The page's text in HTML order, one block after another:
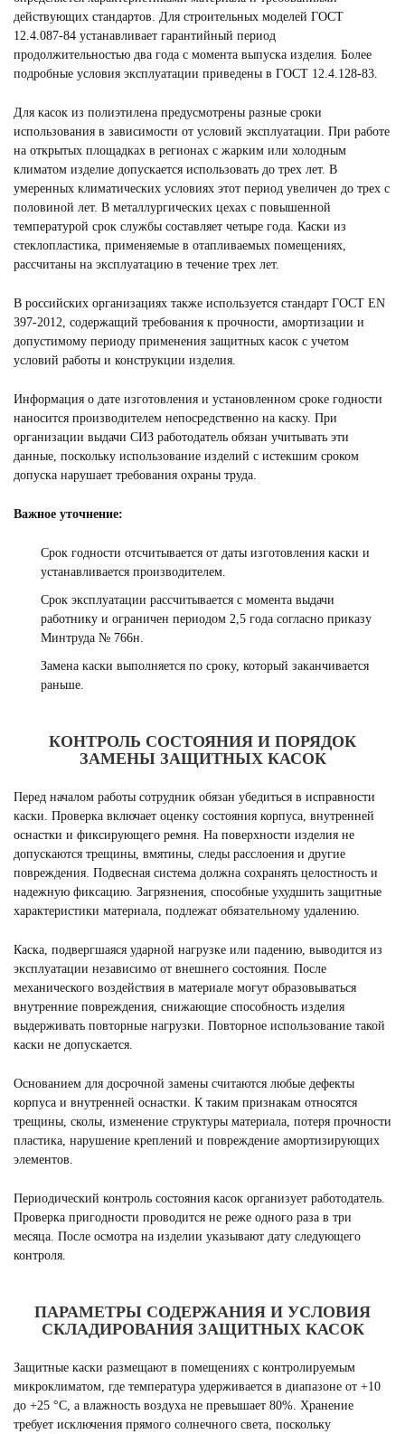
действующих стандартов. Для строительных моделей ГОСТ
12.4.087-84 устанавливает гарантийный период
продолжительностью два года с момента выпуска изделия. Более
подробные условия эксплуатации приведены в ГОСТ 12.4.128-83.
Для касок из полиэтилена предусмотрены разные сроки
использования в зависимости от условий эксплуатации. При работе
на открытых площадках в регионах с жарким или холодным
климатом изделие допускается использовать до трех лет. В
умеренных климатических условиях этот период увеличен до трех с
половиной лет. В металлургических цехах с повышенной
температурой срок службы составляет четыре года. Каски из
стеклопластика, применяемые в отапливаемых помещениях,
рассчитаны на эксплуатацию в течение трех лет.
В российских организациях также используется стандарт ГОСТ EN
397-2012, содержащий требования к прочности, амортизации и
допустимому периоду применения защитных касок с учетом
условий работы и конструкции изделия.
Информация о дате изготовления и установленном сроке годности
наносится производителем непосредственно на каску. При
организации выдачи СИЗ работодатель обязан учитывать эти
данные, поскольку использование изделий с истекшим сроком
допуска нарушает требования охраны труда.
Важное уточнение:
Срок годности отсчитывается от даты изготовления каски и
устанавливается производителем.
Срок эксплуатации рассчитывается с момента выдачи
работнику и ограничен периодом 2,5 года согласно приказу
Минтруда № 766н.
Замена каски выполняется по сроку, который заканчивается
раньше.
КОНТРОЛЬ СОСТОЯНИЯ И ПОРЯДОК
ЗАМЕНЫ ЗАЩИТНЫХ КАСОК
Перед началом работы сотрудник обязан убедиться в исправности
каски. Проверка включает оценку состояния корпуса, внутренней
оснастки и фиксирующего ремня. На поверхности изделия не
допускаются трещины, вмятины, следы расслоения и другие
повреждения. Подвесная система должна сохранять целостность и
надежную фиксацию. Загрязнения, способные ухудшить защитные
характеристики материала, подлежат обязательному удалению.
Каска, подвергшаяся ударной нагрузке или падению, выводится из
эксплуатации независимо от внешнего состояния. После
механического воздействия в материале могут образовываться
внутренние повреждения, снижающие способность изделия
выдерживать повторные нагрузки. Повторное использование такой
каски не допускается.
Основанием для досрочной замены считаются любые дефекты
корпуса и внутренней оснастки. К таким признакам относятся
трещины, сколы, изменение структуры материала, потеря прочности
пластика, нарушение креплений и повреждение амортизирующих
элементов.
Периодический контроль состояния касок организует работодатель.
Проверка пригодности проводится не реже одного раза в три
месяца. После осмотра на изделии указывают дату следующего
контроля.
ПАРАМЕТРЫ СОДЕРЖАНИЯ И УСЛОВИЯ
СКЛАДИРОВАНИЯ ЗАЩИТНЫХ КАСОК
Защитные каски размещают в помещениях с контролируемым
микроклиматом, где температура удерживается в диапазоне от +10
до +25 °C, а влажность воздуха не превышает 80%. Хранение
требует исключения прямого солнечного света, поскольку